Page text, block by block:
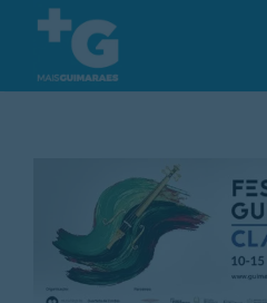
content
Desporto